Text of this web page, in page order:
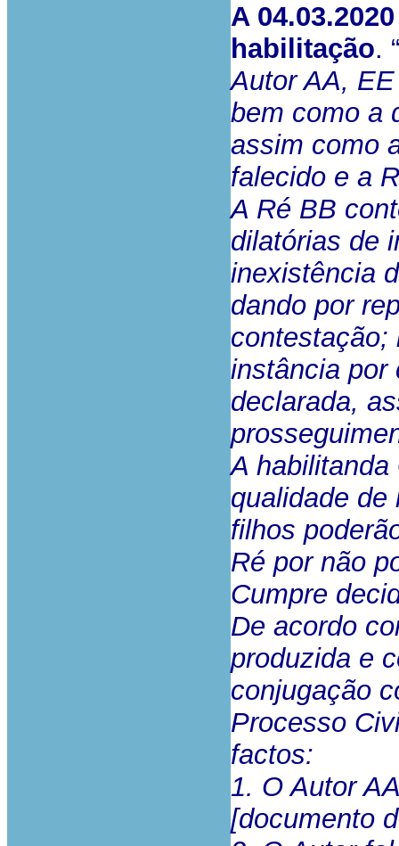
A
habilitação. “
Autor AA,
bem como a
assim como
falecido e a
A Ré BB
dilatórias de
inexistência
dando por
contestação;
instância por
declarada,
A
qualidade de
filhos
Ré por não
Cumpre
De acordo
produzida e
conjugação
Processo
factos:
1. O Autor
[documento